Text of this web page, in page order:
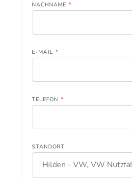
NACHNAME *
E-MAIL *
TELEFON *
STANDORT
Hilden - VW, VW